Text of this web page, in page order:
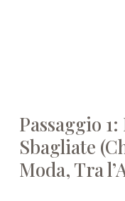
Passaggio
Sbagliate
Moda, Tra